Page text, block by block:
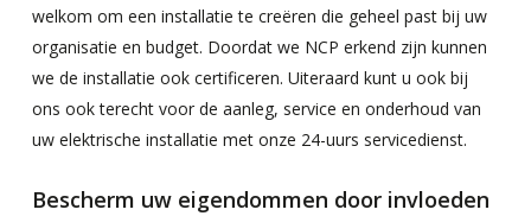
welkom om een installatie te creëren die geheel past bij uw
organisatie en budget. Doordat we NCP erkend zijn kunnen
we de installatie ook certificeren. Uiteraard kunt u ook bij
ons ook terecht voor de aanleg, service en onderhoud van
uw elektrische installatie met onze 24-uurs servicedienst.
Bescherm uw eigendommen door invloeden